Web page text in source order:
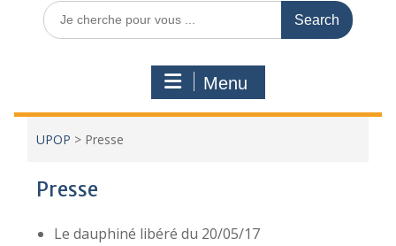
Search
for:
Menu
UPOP > Presse
Presse
Le dauphiné libéré du 20/05/17